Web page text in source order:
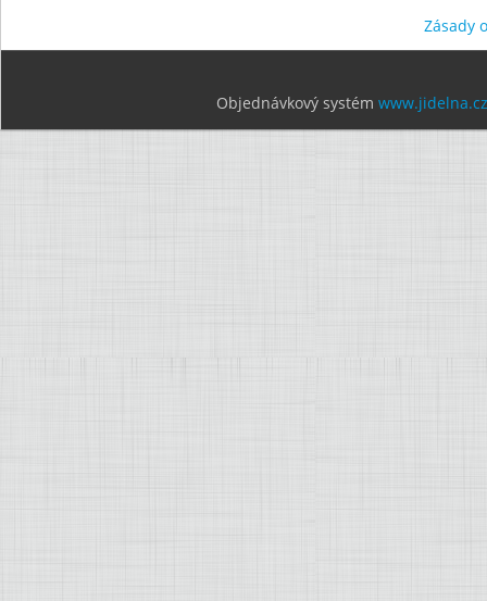
Zásady
Objednávkový systém www.jidelna.cz